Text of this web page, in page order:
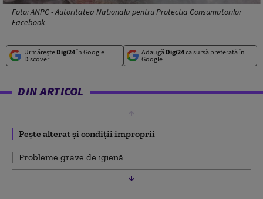
Foto: ANPC - Autoritatea Nationala pentru Protectia Consumatorilor
Facebook
Urmărește Digi24în Google
Discover
Adaugă Digi24ca sursă preferată în
Google
DIN ARTICOL
Peşte alterat şi condiţii improprii
Probleme grave de igienă